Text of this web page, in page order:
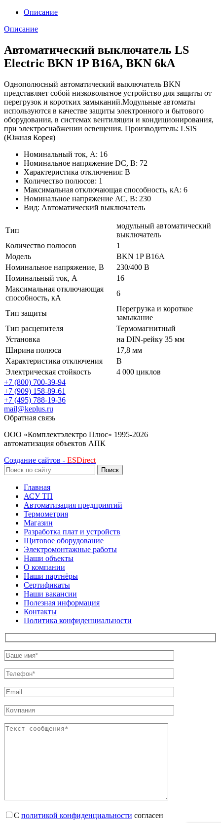
Описание
Описание
Автоматический выключатель LS
Electric BKN 1P B16A, BKN 6kA
Однополюсный автоматический выключатель BKN
представляет собой низковольтное устройство для защиты от
перегрузок и коротких замыканий.Модульные автоматы
используются в качестве защиты электронного и бытового
оборудования, в системах вентиляции и кондиционирования,
при электроснабжении освещения. Производитель: LSIS
(Южная Корея)
Номинальный ток, А: 16
Номинальное напряжение DC, В: 72
Характеристика отключения: B
Количество полюсов: 1
Максимальная отключающая способность, кА: 6
Номинальное напряжение АС, В: 230
Вид: Автоматический выключатель
Тип
модульный автоматический
выключатель
Количество полюсов
1
Модель
BKN 1P B16A
Номинальное напряжение, В
230/400 В
Номинальный ток, А
16
Максимальная отключающая
способность, кА
6
Тип защиты
Перегрузка и короткое
замыкание
Тип расцепителя
Термомагнитный
Установка
на DIN-рейку 35 мм
Ширина полюса
17,8 мм
Характеристика отключения
B
Электрическая стойкость
4 000 циклов
+7 (800) 700-39-94
+7 (909) 158-89-61
+7 (495) 788-19-36
mail@keplus.ru
Обратная связь
ООО «Комплектэлектро Плюс» 1995-2026
автоматизация объектов АПК
Создание сайтов - ESDirect
Поиск
Главная
АСУ ТП
Автоматизация предприятий
Термометрия
Магазин
Разработка плат и устройств
Щитовое оборудование
Электромонтажные работы
Наши объекты
О компании
Наши партнёры
Сертификаты
Наши вакансии
Полезная информация
Контакты
Политика конфиденциальности
С политикой конфиденциальности согласен